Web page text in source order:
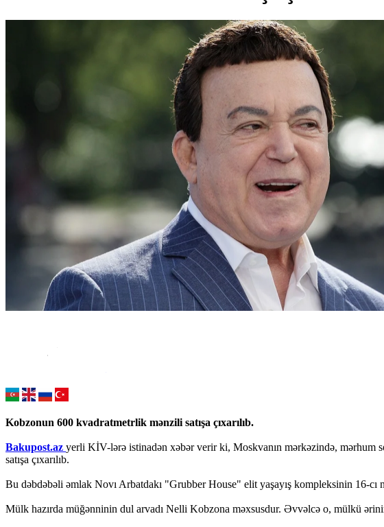
Kobzonun 600 kvadratmetrlik mənzili satışa çıxarılıb.
Bakupost.az yerli KİV-lərə istinadən xəbər verir ki, Moskvanın mərkəzində,
satışa çıxarılıb.
Bu dəbdəbəli əmlak Novı Arbatdakı "Grubber House" elit yaşayış kompleksinin 16-cı
Mülk hazırda müğənninin dul arvadı Nelli Kobzona məxsusdur. Əvvəlcə o, mülkü